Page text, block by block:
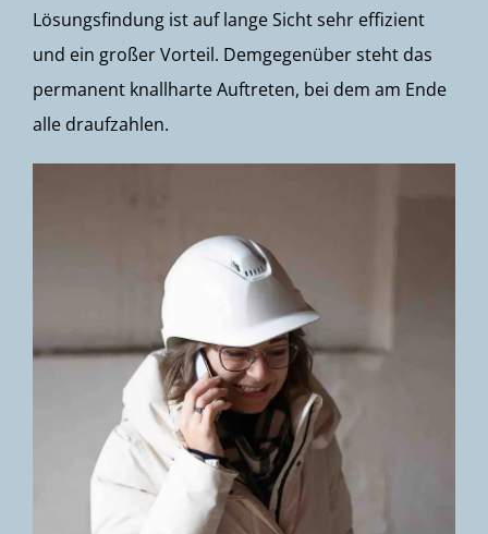
Lösungsfindung ist auf lange Sicht sehr effizient
und ein großer Vorteil. Demgegenüber steht das
permanent knallharte Auftreten, bei dem am Ende
alle draufzahlen.